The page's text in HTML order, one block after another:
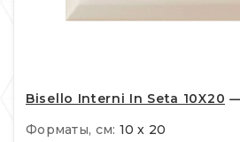
Bisello Interni In Seta 10X20
Форматы, см: 10 x 20